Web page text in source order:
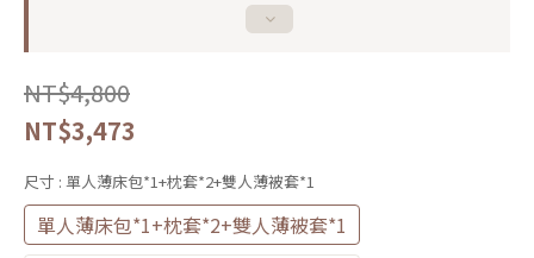
NT$4,800
NT$3,473
尺寸 : 單人薄床包*1+枕套*2+雙人薄被套*1
單人薄床包*1+枕套*2+雙人薄被套*1